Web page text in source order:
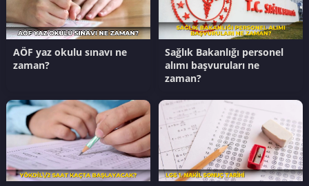
AÖF yaz okulu sınavı ne
zaman?
Sağlık Bakanlığı personel
alımı başvuruları ne
zaman?